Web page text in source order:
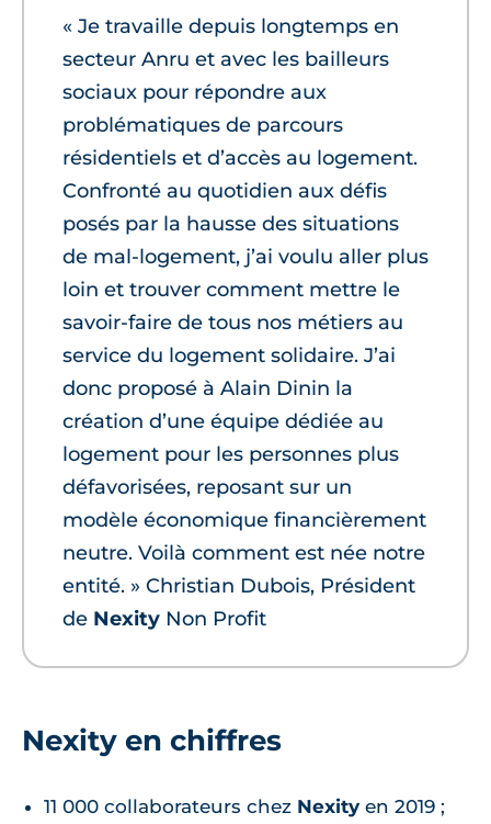
« Je travaille depuis longtemps en
secteur Anru et avec les bailleurs
sociaux pour répondre aux
problématiques de parcours
résidentiels et d’accès au logement.
Confronté au quotidien aux défis
posés par la hausse des situations
de mal-logement, j’ai voulu aller plus
loin et trouver comment mettre le
savoir-faire de tous nos métiers au
service du logement solidaire. J’ai
donc proposé à Alain Dinin la
création d’une équipe dédiée au
logement pour les personnes plus
défavorisées, reposant sur un
modèle économique financièrement
neutre. Voilà comment est née notre
entité. » Christian Dubois, Président
de Nexity Non Profit
Nexity en chiffres
11 000 collaborateurs chez Nexity en 2019 ;